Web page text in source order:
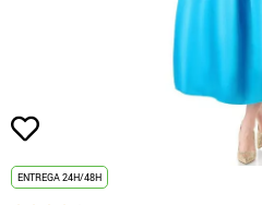
ENTREGA 24H/48H